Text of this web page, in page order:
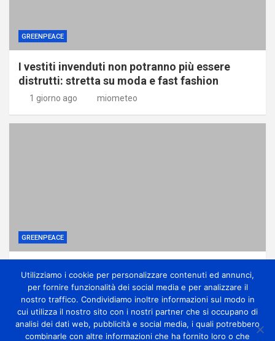
GREENPEACE
I vestiti invenduti non potranno più essere
distrutti: stretta su moda e fast fashion
1 giorno ago miometeo
GREENPEACE
all’ennesima accelerazione senza dati certi
1 giorno ago miometeo
Utilizziamo i cookie per personalizzare contenuti ed annunci,
per fornire funzionalità dei social media e per analizzare il
nostro traffico. Condividiamo inoltre informazioni sul modo in
cui utilizza il nostro sito con i nostri partner che si occupano di
analisi dei dati web, pubblicità e social media, i quali potrebbero
combinarle con altre informazioni che ha fornito loro o che